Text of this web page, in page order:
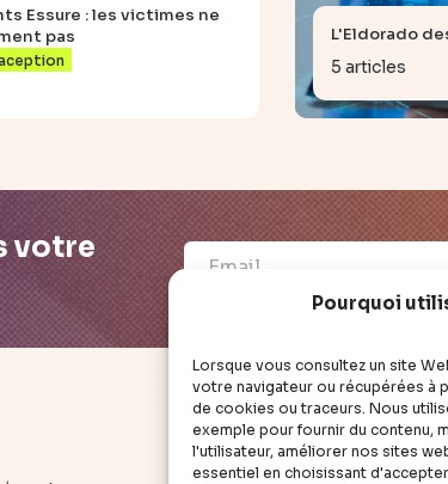
Pourquoi
Lorsque vous consultez un site
votre navigateur ou récupérées à
de cookies ou traceurs. Nous
exemple pour fournir du contenu,
l'utilisateur, améliorer nos sites
essentiel en choisissant
Essure : les victimes ne
pas
L'Eldorado
5 articles
votre
découvrir